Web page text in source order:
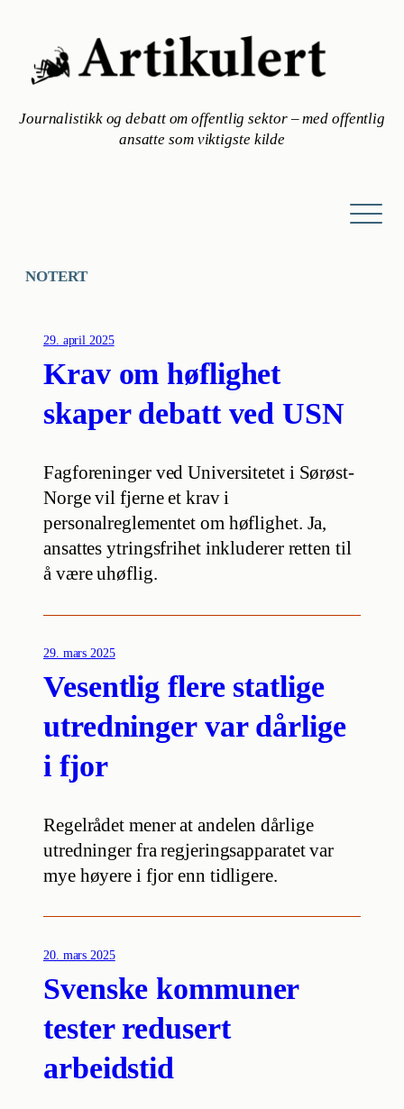
innhold
Journalistikk og debatt om offentlig sektor – med offentlig
ansatte som viktigste kilde
NOTERT
29. april 2025
Krav om høflighet
skaper debatt ved USN
Fagforeninger ved Universitetet i Sørøst-
Norge vil fjerne et krav i
personalreglementet om høflighet. Ja,
ansattes ytringsfrihet inkluderer retten til
å være uhøflig.
29. mars 2025
Vesentlig flere statlige
utredninger var dårlige
i fjor
Regelrådet mener at andelen dårlige
utredninger fra regjeringsapparatet var
mye høyere i fjor enn tidligere.
20. mars 2025
Svenske kommuner
tester redusert
arbeidstid